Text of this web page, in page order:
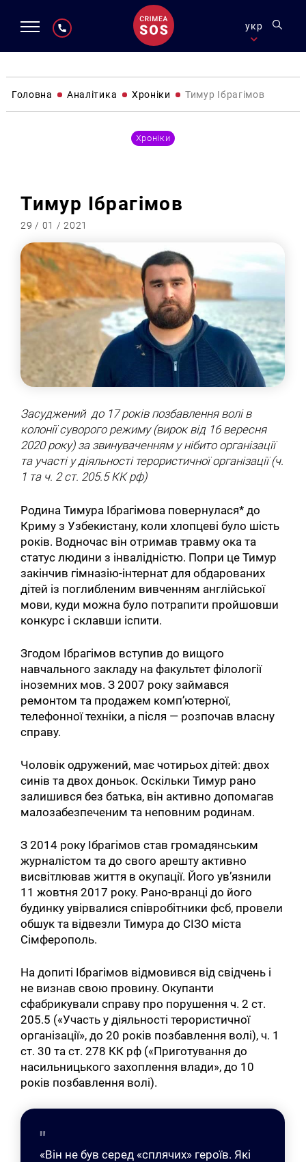
укр
Головна Аналітика Хроніки Тимур Ібрагімов
Хроніки
Тимур Ібрагімов
29 / 01 / 2021
Засуджений до 17 років позбавлення волі в
колонії суворого режиму (вирок від 16 вересня
2020 року) за звинуваченням у нібито організації
та участі у діяльності терористичної організації (ч.
1 та ч. 2 ст. 205.5 КК рф)
Родина Тимура Ібрагімова повернулася* до
Криму з Узбекистану, коли хлопцеві було шість
років. Водночас він отримав травму ока та
статус людини з інвалідністю. Попри це Тимур
закінчив гімназію-інтернат для обдарованих
дітей із поглибленим вивченням англійської
мови, куди можна було потрапити пройшовши
конкурс і склавши іспити.
Згодом Ібрагімов вступив до вищого
навчального закладу на факультет філології
іноземних мов. З 2007 року займався
ремонтом та продажем комп’ютерної,
телефонної техніки, а після — розпочав власну
справу.
Чоловік одружений, має чотирьох дітей: двох
синів та двох доньок. Оскільки Тимур рано
залишився без батька, він активно допомагав
малозабезпеченим та неповним родинам.
З 2014 року Ібрагімов став громадянським
журналістом та до свого арешту активно
висвітлював життя в окупації. Його ув’язнили
11 жовтня 2017 року. Рано-вранці до його
будинку увірвалися співробітники фсб, провели
обшук та відвезли Тимура до СІЗО міста
Сімферополь.
На допиті Ібрагімов відмовився від свідчень і
не визнав свою провину. Окупанти
сфабрикували справу про порушення ч. 2 ст.
205.5 («Участь у діяльності терористичної
організації», до 20 років позбавлення волі), ч. 1
ст. 30 та ст. 278 КК рф («Приготування до
насильницького захоплення влади», до 10
років позбавлення волі).
«Він не був серед «сплячих» героїв. Які